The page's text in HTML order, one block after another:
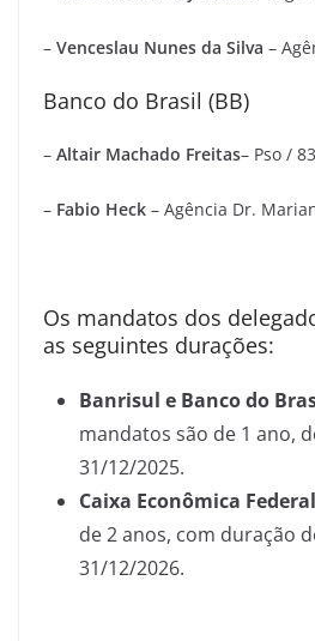
– Venceslau Nunes da Silva –
Banco do Brasil (BB)
– Altair Machado Freitas– Pso /
– Fabio Heck – Agência Dr.
Os mandatos dos
as seguintes durações:
Banrisul e Banco do
mandatos são de 1 ano,
31/12/2025.
Caixa Econômica Federal
de 2 anos, com duração
31/12/2026.